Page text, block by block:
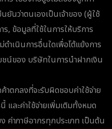
ยันว่าตนเองเป็นเจ้าของ (ผู้ใช้
, ข้อมูลที่ใช้ในการให้บริการ
ดำเนินการอื่นใดเพื่อโต้แย้งการ
ชน์ของ บริษัทในการนำฝากเงิน
าตกลงที่จะรับผิดชอบค่าใช้จ่าย
และค่าใช้จ่ายเพิ่มเติมทั้งหมด
ค่าภาษีอากรทุกประเภท เป็นต้น